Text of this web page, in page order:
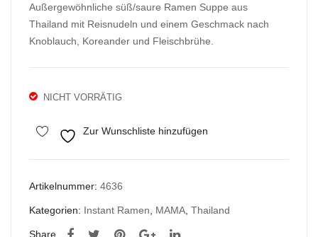
Außergewöhnliche süß/saure Ramen Suppe aus
Thailand mit Reisnudeln und einem Geschmack nach
Knoblauch, Koreander und Fleischbrühe.
NICHT VORRÄTIG
Zur Wunschliste hinzufügen
Artikelnummer: 4636
Kategorien: Instant Ramen MAMA Thailand
Share